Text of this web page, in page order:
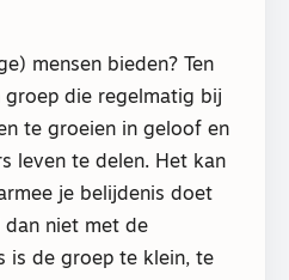
mensen bieden? Ten
groep die regelmatig bij
te groeien in geloof en
leven te delen. Het kan
je belijdenis doet
niet met de
is de groep te klein, te